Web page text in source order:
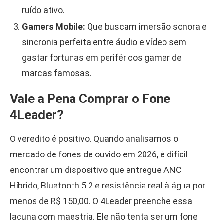
ruído ativo.
Gamers Mobile: Que buscam imersão sonora e
sincronia perfeita entre áudio e vídeo sem
gastar fortunas em periféricos gamer de
marcas famosas.
Vale a Pena Comprar o Fone
4Leader?
O veredito é positivo. Quando analisamos o
mercado de fones de ouvido em 2026, é difícil
encontrar um dispositivo que entregue ANC
Híbrido, Bluetooth 5.2 e resistência real à água por
menos de R$ 150,00. O 4Leader preenche essa
lacuna com maestria. Ele não tenta ser um fone